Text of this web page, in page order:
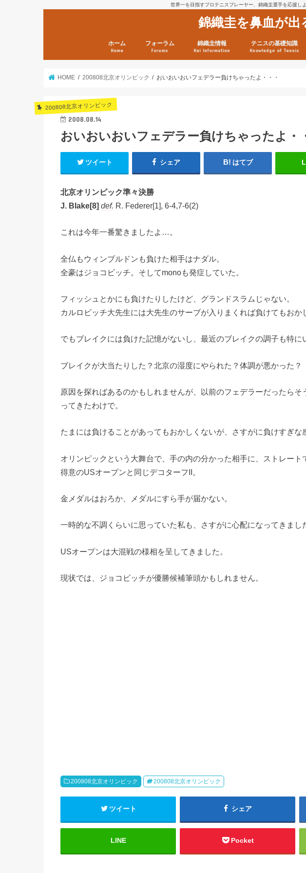
世界一を目指すプロテニスプレーヤー、錦織圭選手を応援
錦織圭を鼻血が
ホーム
Home
フォーラム
Forums
錦織圭情報
Kei Information
日現在）
点）
テニスの基礎知識
Knowledge of Tennis
HOME 200808北京オリンピック おいおいおいフェデラー負けちゃったよ・・・
200808北京オリンピック
2008.08.14
おいおいおいフェデラー負けちゃったよ・
ツイート シェア はてブ
北京オリンピック準々決勝
J. Blake[8] def. R. Federer[1], 6-4,7-6(2)
これは今年一番驚きましたよ…。
全仏もウィンブルドンも負けた相手はナダル。
全豪はジョコビッチ。そしてmonoも発症していた。
フィッシュとかにも負けたりしたけど、グランドスラムじゃない。
カルロビッチ大先生には大先生のサーブが入りまくれば負けてもおか
でもブレイクには負けた記憶がないし、最近のブレイクの調子も特に
ブレイクが大当たりした？北京の湿度にやられた？体調が悪かった？
原因を探ればあるのかもしれませんが、以前のフェデラーだったら
ってきたわけで。
たまには負けることがあってもおかしくないが、さすがに負けすぎな
オリンピックという大舞台で、手の内の分かった相手に、ストレート
得意のUSオープンと同じデコターフII。
金メダルはおろか、メダルにすら手が届かない。
一時的な不調くらいに思っていた私も、さすがに心配になってきまし
USオープンは大混戦の様相を呈してきました。
現状では、ジョコビッチが優勝候補筆頭かもしれません。
200808北京オリンピック 200808北京オリンピック
ツイート シェア
LINE Pocket